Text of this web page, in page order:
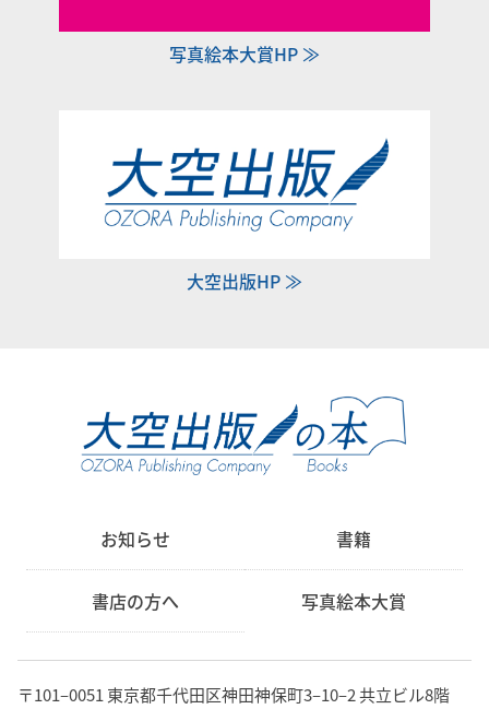
写真絵本大賞HP ≫
大空出版HP ≫
お知らせ 書籍
書店の方へ 写真絵本大賞
〒101‒0051 東京都千代田区神田神保町3‒10‒2 共立ビル8階